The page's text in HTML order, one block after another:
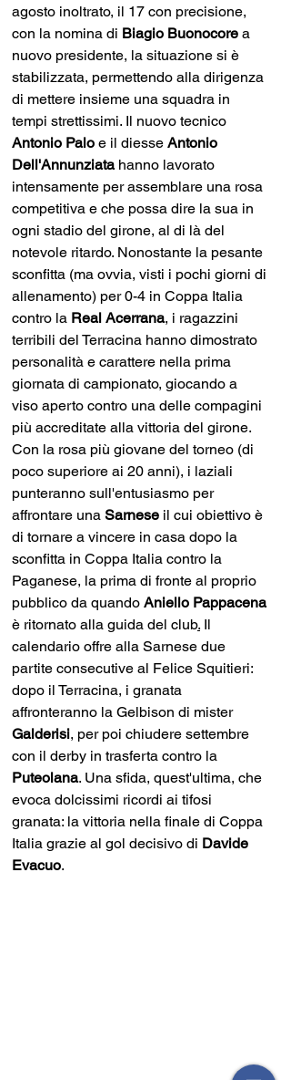
agosto inoltrato, il 17 con precisione,
con la nomina di Biagio Buonocore a
nuovo presidente, la situazione si è
stabilizzata, permettendo alla dirigenza
di mettere insieme una squadra in
tempi strettissimi. Il nuovo tecnico
Antonio Palo e il diesse Antonio
Dell'Annunziata hanno lavorato
intensamente per assemblare una rosa
competitiva e che possa dire la sua in
ogni stadio del girone, al di là del
notevole ritardo. Nonostante la pesante
sconfitta (ma ovvia, visti i pochi giorni di
allenamento) per 0-4 in Coppa Italia
contro la Real Acerrana, i ragazzini
terribili del Terracina hanno dimostrato
personalità e carattere nella prima
giornata di campionato, giocando a
viso aperto contro una delle compagini
più accreditate alla vittoria del girone.
Con la rosa più giovane del torneo (di
poco superiore ai 20 anni), i laziali
punteranno sull'entusiasmo per
affrontare una Sarnese il cui obiettivo è
di tornare a vincere in casa dopo la
sconfitta in Coppa Italia contro la
Paganese, la prima di fronte al proprio
pubblico da quando Aniello Pappacena
è ritornato alla guida del club. Il
calendario offre alla Sarnese due
partite consecutive al Felice Squitieri:
dopo il Terracina, i granata
affronteranno la Gelbison di mister
Galderisi, per poi chiudere settembre
con il derby in trasferta contro la
Puteolana. Una sfida, quest'ultima, che
evoca dolcissimi ricordi ai tifosi
granata: la vittoria nella finale di Coppa
Italia grazie al gol decisivo di Davide
Evacuo.